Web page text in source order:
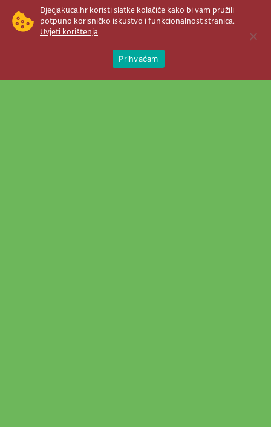
Djecjakuca.hr koristi slatke kolačiće kako bi vam pružili
potpuno korisničko iskustvo i funkcionalnost stranica.
Uvjeti korištenja
Prihvaćam